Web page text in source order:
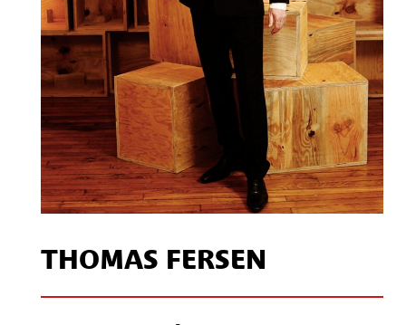
THOMAS FERSEN